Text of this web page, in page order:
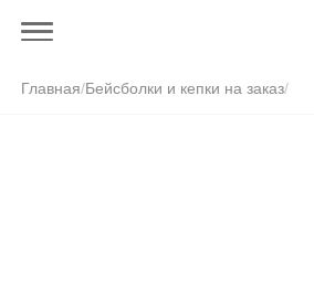
Главная/Бейсболки и кепки на заказ/